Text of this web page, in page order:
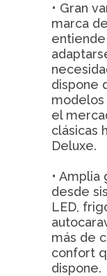
• Gran
marca
dispone
modelos
el
clásicas
Deluxe.
• Amplia
desde
LED,
más de
confort
dispone.